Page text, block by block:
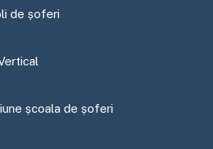
de șoferi
școala de șoferi